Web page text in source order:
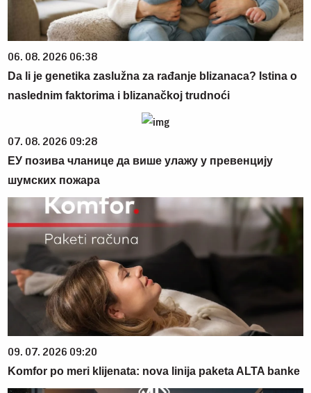
06. 08. 2026 06:38
Da li je genetika zaslužna za rađanje blizanaca? Istina o
naslednim faktorima i blizanačkoj trudnoći
07. 08. 2026 09:28
ЕУ позива чланице да више улажу у превенцију
шумских пожара
09. 07. 2026 09:20
Komfor po meri klijenata: nova linija paketa ALTA banke